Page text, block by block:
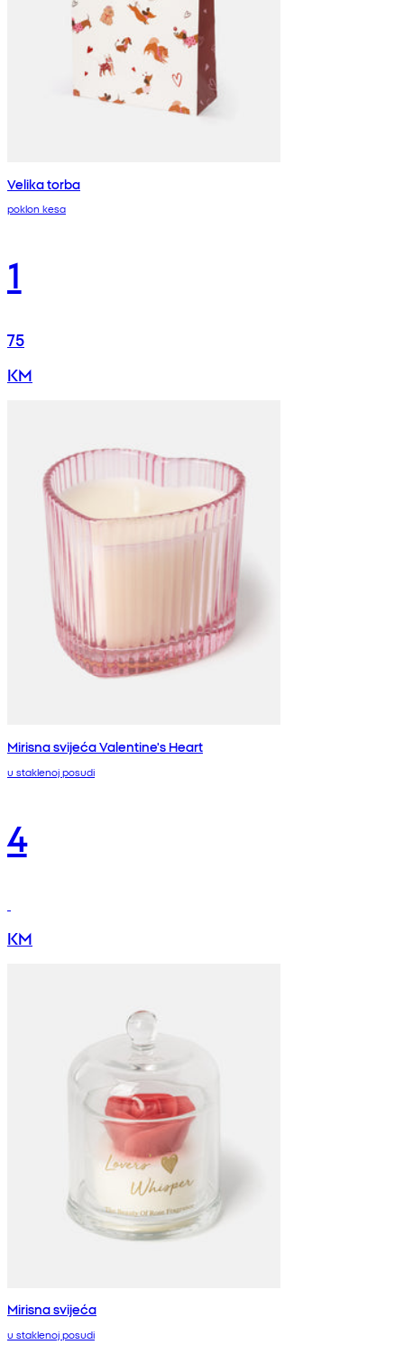
Velika torba
poklon kesa
1
75
KM
Mirisna svijeća Valentine's Heart
u staklenoj posudi
4
KM
Mirisna svijeća
u staklenoj posudi